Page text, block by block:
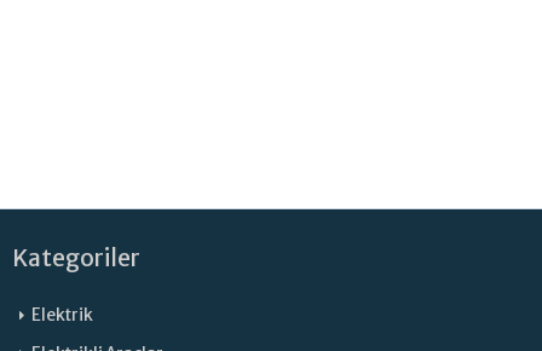
Kategoriler
Elektrik